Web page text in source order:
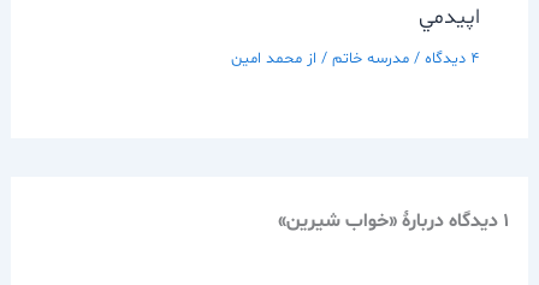
اپيدمي
4 دیدگاه / مدرسه خاتم/ از محمد امین
1 دیدگاه دربارهٔ «خواب شيرين»